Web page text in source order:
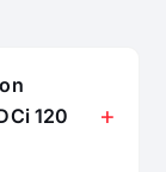
120